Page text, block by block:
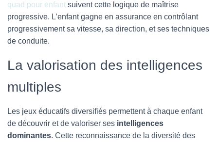
quad pour enfant suivent cette logique de maîtrise
progressive. L’enfant gagne en assurance en contrôlant
progressivement sa vitesse, sa direction, et ses techniques
de conduite.
La valorisation des intelligences
multiples
Les jeux éducatifs diversifiés permettent à chaque enfant
de découvrir et de valoriser ses intelligences
dominantes. Cette reconnaissance de la diversité des